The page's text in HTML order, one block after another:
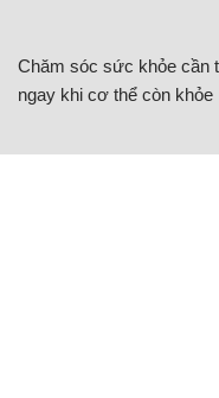
Chăm sóc sức khỏe cần
ngay khi cơ thể còn khỏe